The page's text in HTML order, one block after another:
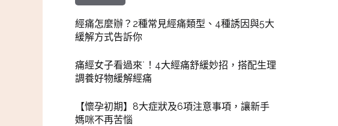
經痛怎麼辦？2種常見經痛類型、4種誘因與5大
緩解方式告訴你
痛經女子看過來˙！4大經痛舒緩妙招，搭配生理
調養好物緩解經痛
【懷孕初期】8大症狀及6項注意事項，讓新手
媽咪不再苦惱